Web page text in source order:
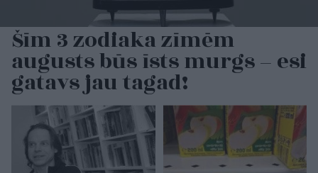
Šīm 3 zodiaka zīmēm
augusts būs īsts murgs – esi
gatavs jau tagad!